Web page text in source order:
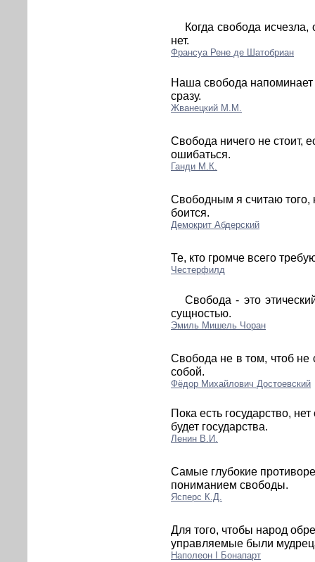
Когда свобода
нет.
Франсуа Рене де Шатобриан
Наша свобода напоминает
сразу.
Жванецкий М.М.
Свобода ничего не стоит,
ошибаться.
Ганди М.К.
Свободным я считаю того,
боится.
Демокрит Абдерский
Те, кто громче всего
Честерфилд
Свобода - это
сущностью.
Эмиль Мишель Чоран
Свобода не в том, чтоб не
собой.
Фёдор Михайлович Достоевский
Пока есть государство,
будет государства.
Ленин В.И.
Самые глубокие
пониманием свободы.
Ясперс К.Д.
Для того, чтобы народ
управляемые были
Наполеон I Бонапарт